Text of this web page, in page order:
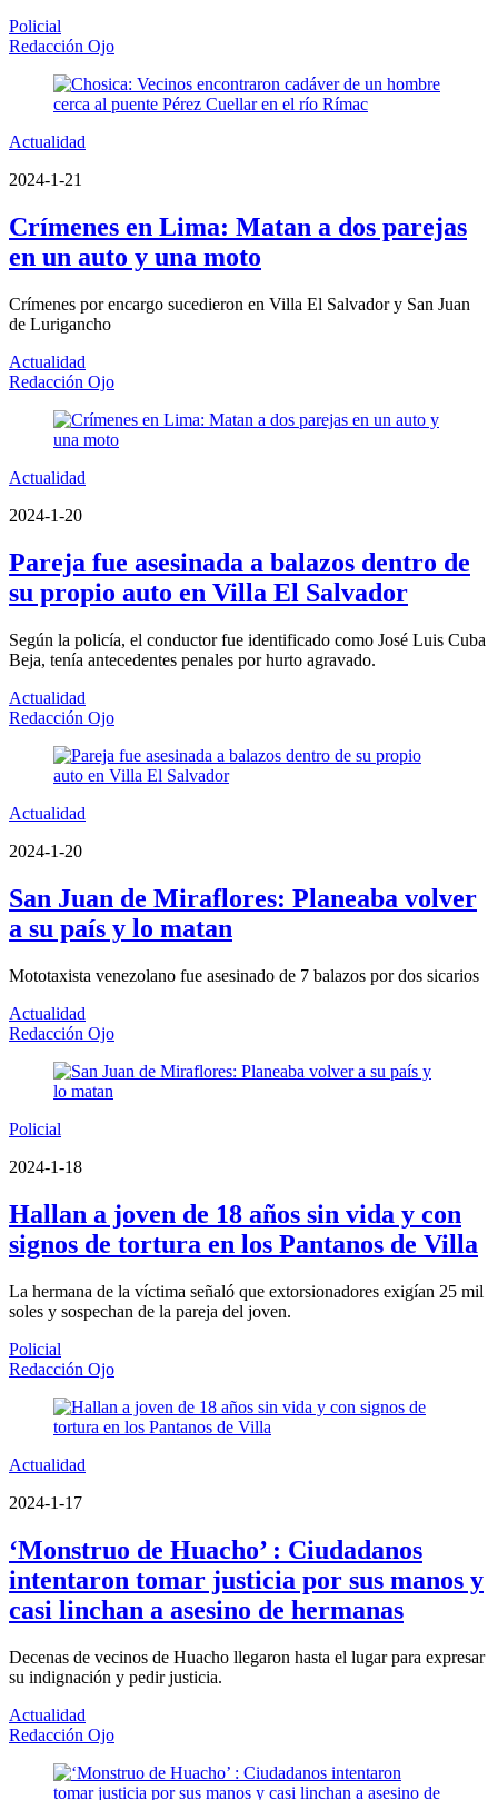
Policial
Redacción Ojo
Actualidad
2024-1-21
Crímenes en Lima: Matan a dos parejas
en un auto y una moto
Crímenes por encargo sucedieron en Villa El Salvador y San Juan
de Lurigancho
Actualidad
Redacción Ojo
Actualidad
2024-1-20
Pareja fue asesinada a balazos dentro de
su propio auto en Villa El Salvador
Según la policía, el conductor fue identificado como José Luis Cuba
Beja, tenía antecedentes penales por hurto agravado.
Actualidad
Redacción Ojo
Actualidad
2024-1-20
San Juan de Miraflores: Planeaba volver
a su país y lo matan
Mototaxista venezolano fue asesinado de 7 balazos por dos sicarios
Actualidad
Redacción Ojo
Policial
2024-1-18
Hallan a joven de 18 años sin vida y con
signos de tortura en los Pantanos de Villa
La hermana de la víctima señaló que extorsionadores exigían 25 mil
soles y sospechan de la pareja del joven.
Policial
Redacción Ojo
Actualidad
2024-1-17
‘Monstruo de Huacho’ : Ciudadanos
intentaron tomar justicia por sus manos y
casi linchan a asesino de hermanas
Decenas de vecinos de Huacho llegaron hasta el lugar para expresar
su indignación y pedir justicia.
Actualidad
Redacción Ojo